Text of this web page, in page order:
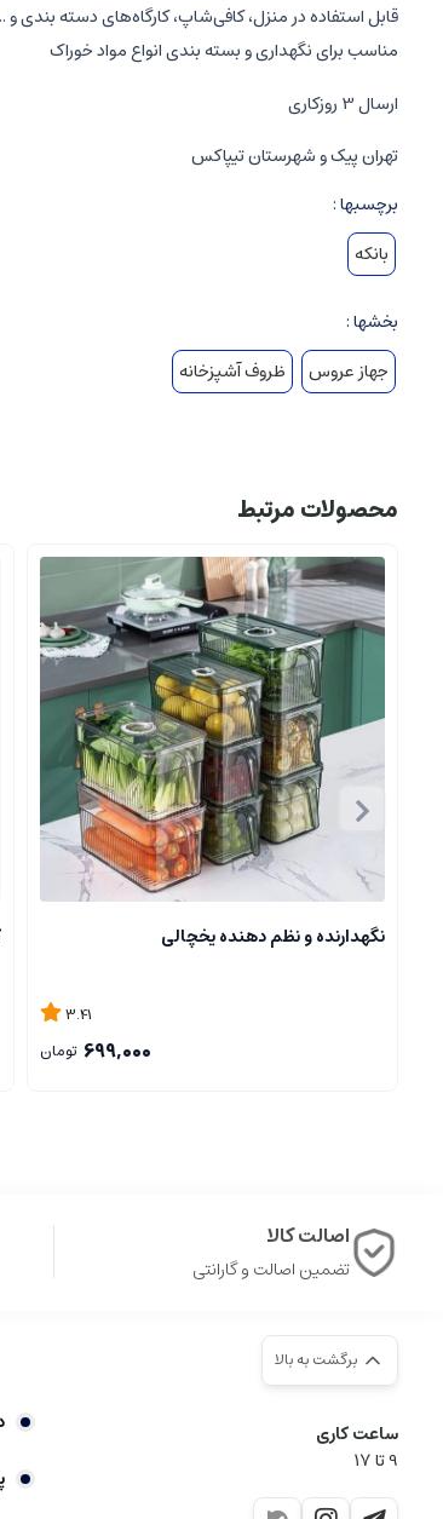
قابل استفاده در منزل، کافی‌شاپ، کارگاه‌های دسته بندی و
مناسب برای نگهداری و بسته بندی انواع مواد خوراک
ارسال 3 روزکاری
تهران پیک و شهرستان تیپاکس
برچسبها :
بانکه
بخشها :
جهاز عروس
ظروف آشپزخانه
محصولات مرتبط
نگهدارنده و نظم دهنده یخچالی
3.41
699,000 تومان
اصالت کالا
تضمین اصالت و گارانتی
برگشت به بالا
ساعت کاری
9‌ تا ۱۷